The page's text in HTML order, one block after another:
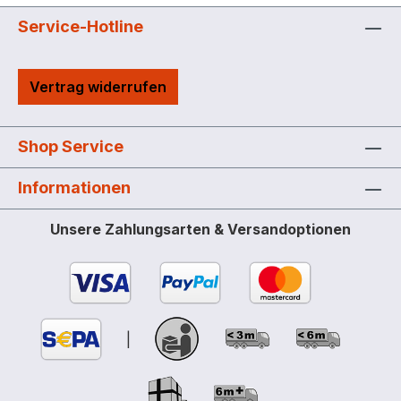
Da die rotierenden Bauteile nicht mit dem
Pumpengehäuse in Berührung kommen,
Verschleiß, was eine lange Lebensdauer
zur Folge hat.
Service-Hotline
Vertrag widerrufen
Shop Service
Informationen
Unsere Zahlungsarten & Versandoptionen